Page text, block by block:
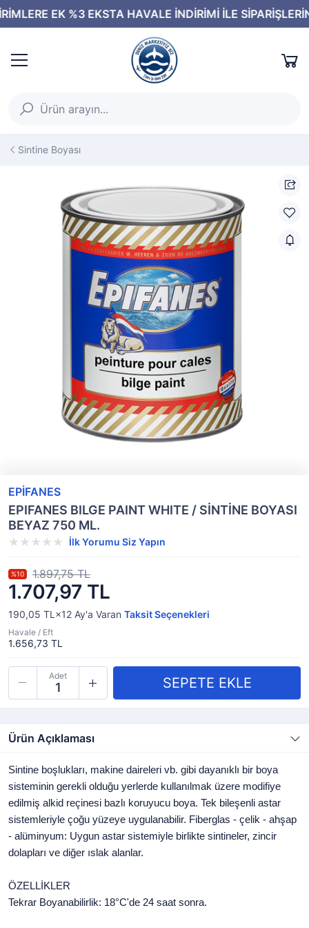
Sintine Boyası
EPİFANES
EPIFANES BILGE PAINT WHITE / SİNTİNE BOYASI
BEYAZ 750 ML.
İlk Yorumu Siz Yapın
1.707,97 TL
%10 1.897,75 TL
190,05 TL×12 Ay'a Varan Taksit Seçenekleri
Havale / Eft
1.656,73 TL
Adet
Ürün Açıklaması
Sintine boşlukları, makine daireleri vb. gibi dayanıklı bir boya
sisteminin gerekli olduğu yerlerde kullanılmak üzere modifiye
edilmiş alkid reçinesi bazlı koruyucu boya. Tek bileşenli astar
sistemleriyle çoğu yüzeye uygulanabilir. Fiberglas - çelik - ahşap
- alüminyum: Uygun astar sistemiyle birlikte sintineler, zincir
dolapları ve diğer ıslak alanlar.
ÖZELLİKLER
Tekrar Boyanabilirlik: 18°C'de 24 saat sonra.